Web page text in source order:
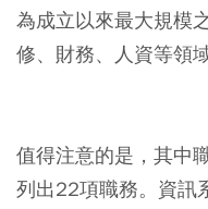
為成立以來最大規模
修、財務、人資等領域
值得注意的是，其中
列出22項職務。資訊